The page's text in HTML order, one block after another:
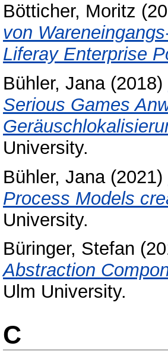
Bötticher, Moritz
von
Liferay Enterprise
Bühler, Jana(2018)
Serious Games
University.
Bühler, Jana(2021)
Process Models
University.
Büringer, Stefan
Abstraction
Ulm University.
C